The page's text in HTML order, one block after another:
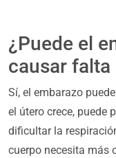
¿Puede el
causar falta
Sí, el embarazo
el útero crece, puede
dificultar la
cuerpo necesita más